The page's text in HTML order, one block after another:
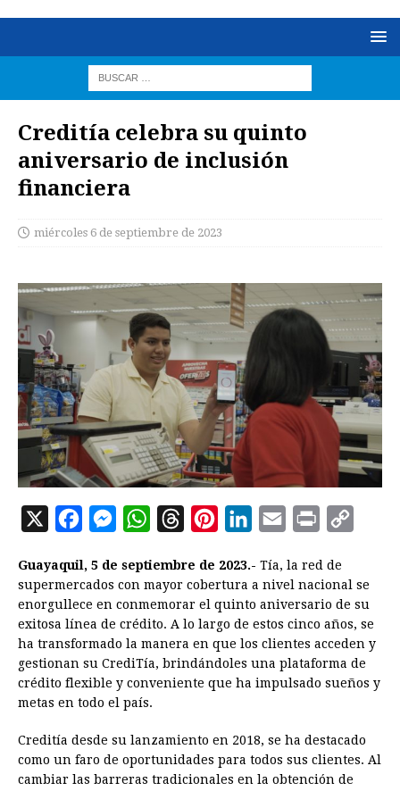
Creditía celebra su quinto
aniversario de inclusión
financiera
miércoles 6 de septiembre de 2023
X
c
e
b
o
o
k
M
s
s
e
n
g
e
W
a
t
s
A
p
p
r
e
a
d
s
n
t
e
r
e
n
k
e
d
I
a
i
l
i
n
t
y
L
i
n
Guayaquil, 5 de septiembre de 2023.- Tía, la red de
supermercados con mayor cobertura a nivel nacional se
enorgullece en conmemorar el quinto aniversario de su
exitosa línea de crédito. A lo largo de estos cinco años, se
ha transformado la manera en que los clientes acceden y
gestionan su CrediTía, brindándoles una plataforma de
crédito flexible y conveniente que ha impulsado sueños y
metas en todo el país.
Creditía desde su lanzamiento en 2018, se ha destacado
como un faro de oportunidades para todos sus clientes. Al
cambiar las barreras tradicionales en la obtención de